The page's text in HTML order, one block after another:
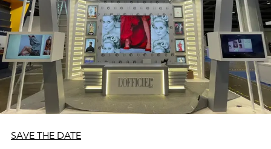
SAVE THE DATE